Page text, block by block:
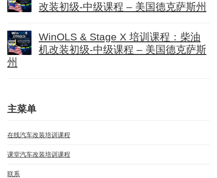
改装初级-中级课程 – 美国德克萨斯州
WinOLS & Stage X 培训课程：柴油
机改装初级-中级课程 – 美国德克萨斯
州
主菜单
在线汽车改装培训课程
课堂汽车改装培训课程
联系